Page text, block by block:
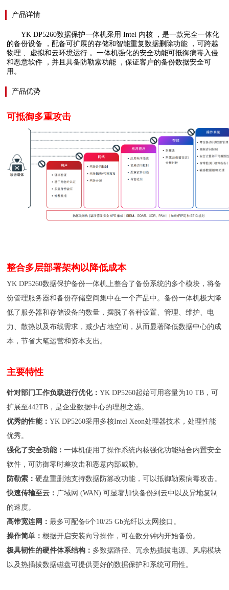
产品详情
YK DP5260数据保护一体机采用 Intel 内核 ，是一款完全一体化
的备份设备 ，配备可扩展的存储和智能重复数据删除功能 ，可跨越
物理 、虚拟和云环境运行 。一体机强化的安全功能可抵御病毒入侵
和恶意软件 ，并且具备防勒索功能 ，保证客户的备份数据安全可
用。
产品优势
可抵御多重攻击
整合多层部署架构以降低成本
YK DP5260数据保护备份一体机上整合了备份系统的多个模块，将备
份管理服务器和备份存储空间集中在一个产品中。备份一体机极大降
低了服务器和存储设备的数量，摆脱了各种设置、管理、维护、电
力、散热以及布线需求，减少占地空间，从而显著降低数据中心的成
本，节省大笔运营和资本支出。
主要特性
针对部门工作负载进行优化：YK DP5260起始可用容量为10 TB ，可
扩展至442TB ，是企业数据中心的理想之选。
优秀的性能：YK DP5260采用多核Intel Xeon处理器技术，处理性能
优秀。
强化了安全功能：一体机使用了操作系统内核强化功能结合内置安全
软件，可防御零时差攻击和恶意内部威胁。
防勒索：硬盘重删池支持数据防篡改功能，可以抵御勒索病毒攻击。
快速传输至云： 广域网 (WAN)可显著加快备份到云中以及异地复制
的速度。
高带宽连网：最多可配备6个10/25 Gb光纤以太网接口。
操作简单：根据开启安装向导操作，可在数分钟内开始备份。
极具韧性的硬件体系结构： 多数据路径、冗余热插拔电源、风扇模块
以及热插拔数据磁盘可提供更好的数据保护和系统可用性。